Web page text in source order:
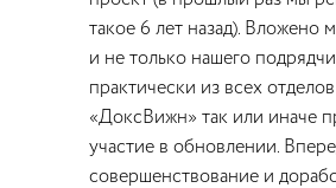
такое 6 лет назад). Вложено
и не только нашего
практически из всех
«ДоксВижн» так или иначе
участие в обновлении.
совершенствование и